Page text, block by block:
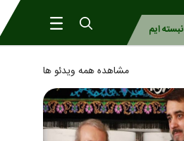
نبسته ایم
مشاهده همه ویدئو ها